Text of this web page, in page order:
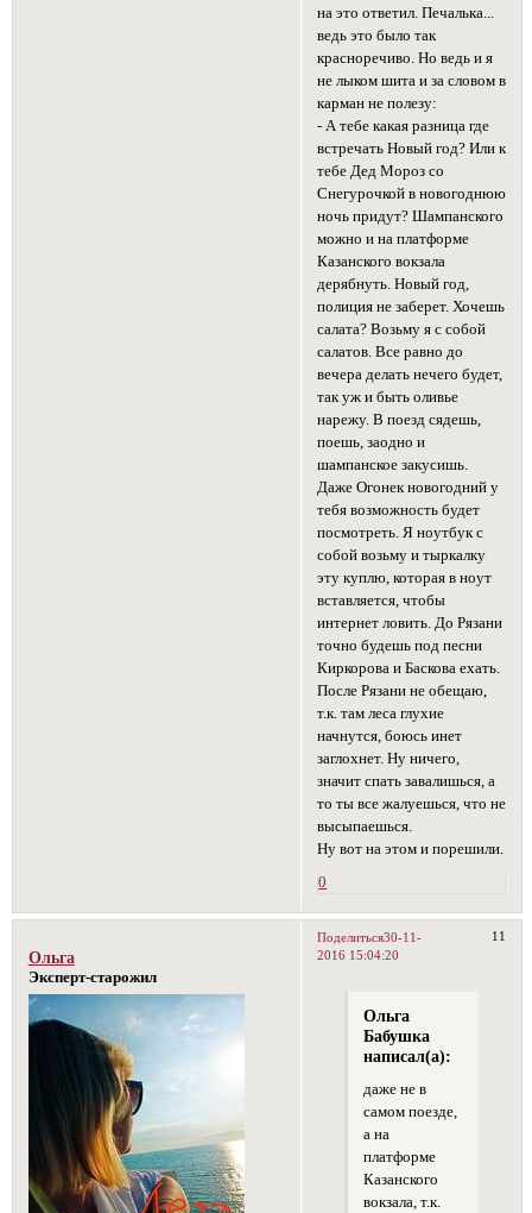
на это ответил. Печалька...
ведь это было так
красноречиво. Но ведь и я
не лыком шита и за словом в
карман не полезу:
- А тебе какая разница где
встречать Новый год? Или к
тебе Дед Мороз со
Снегурочкой в новогоднюю
ночь придут? Шампанского
можно и на платформе
Казанского вокзала
дерябнуть. Новый год,
полиция не заберет. Хочешь
салата? Возьму я с собой
салатов. Все равно до
вечера делать нечего будет,
так уж и быть оливье
нарежу. В поезд сядешь,
поешь, заодно и
шампанское закусишь.
Даже Огонек новогодний у
тебя возможность будет
посмотреть. Я ноутбук с
собой возьму и тыркалку
эту куплю, которая в ноут
вставляется, чтобы
интернет ловить. До Рязани
точно будешь под песни
Киркорова и Баскова ехать.
После Рязани не обещаю,
т.к. там леса глухие
начнутся, боюсь инет
заглохнет. Ну ничего,
значит спать завалишься, а
то ты все жалуешься, что не
высыпаешься.
Ну вот на этом и порешили.
0
Поделиться 11
30-11-
2016 15:04:20
Ольга
Эксперт-старожил
Ольга
Бабушка
написал(а):
даже не в
самом поезде,
а на
платформе
Казанского
вокзала, т.к.